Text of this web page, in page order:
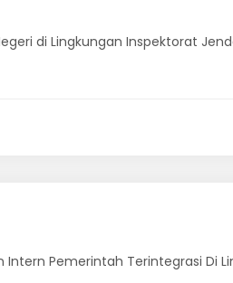
di Lingkungan Inspektorat
Pemerintah Terintegrasi Di